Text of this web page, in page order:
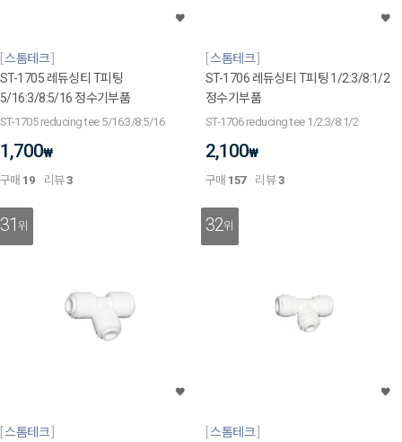
스톰테크
ST-1705 레듀싱티 T피팅
5/16:3/8:5/16 정수기부품
ST-1705 reducing tee 5/16:3/8:5/16
1,700₩
구매 19 리뷰3
스톰테크
ST-1706 레듀싱티 T피팅 1/2:3/8:1/2
정수기부품
ST-1706 reducing tee 1/2:3/8:1/2
2,100₩
구매 157 리뷰3
31위
스톰테크
32위
스톰테크